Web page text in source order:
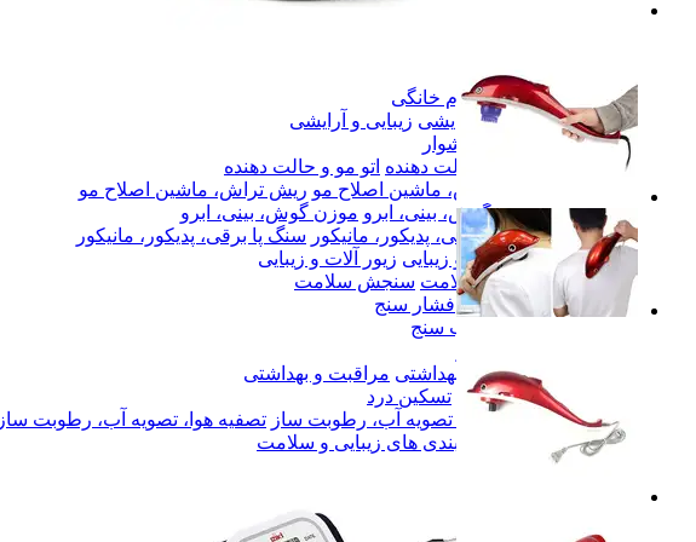
لوازم خانگی لوازم خانگی
زیبایی و آرایشی زیبایی و آرایشی
سشوار
اتو مو و حالت دهنده اتو مو و حالت دهنده
ریش تراش، ماشین اصلاح مو ریش تراش، ماشین اصلاح مو
موزن گوش، بینی، ابرو موزن گوش، بینی، ابرو
سنگ پا برقی، پدیکور، مانیکور سنگ پا برقی، پدیکور، مانیکور
زیور آلات و زیبایی زیور آلات و زیبایی
سنجش سلامت سنجش سلامت
فشار سنج فشار سنج
تب سنج
مراقبت و بهداشتی مراقبت و بهداشتی
تسکین درد
تسکین درد
تصفیه هوا، تصویه آب، رطوبت ساز تصفیه هوا، تصویه آب، رطوبت ساز
همه دسته بندی های زیبایی و سلامت